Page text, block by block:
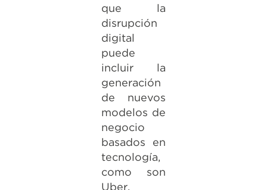
que la
disrupción
digital
puede
incluir la
generación
de nuevos
modelos de
negocio
basados en
tecnología,
como son
Uber,